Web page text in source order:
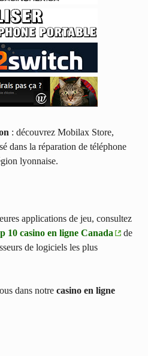
: découvrez Mobilax Store,
dans la réparation de téléphone
lyonnaise.
applications de jeu, consultez
10 casino en ligne Canada
de
de logiciels les plus
dans notre casino en ligne